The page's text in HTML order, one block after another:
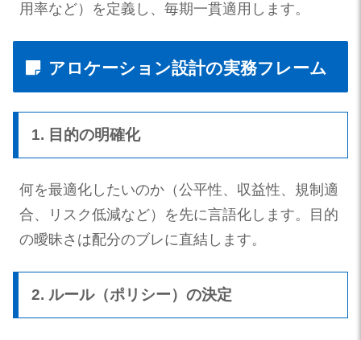
用率など）を定義し、毎期一貫適用します。
アロケーション設計の実務フレーム
1. 目的の明確化
何を最適化したいのか（公平性、収益性、規制適
合、リスク低減など）を先に言語化します。目的
の曖昧さは配分のブレに直結します。
2. ルール（ポリシー）の決定